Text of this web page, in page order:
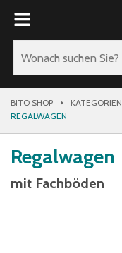
BITO SHOP KATEGORIEN
REGALWAGEN
Regalwagen
mit Fachböden